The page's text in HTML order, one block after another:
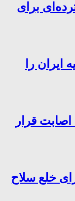
برای
را
قرار
خلع سلاح